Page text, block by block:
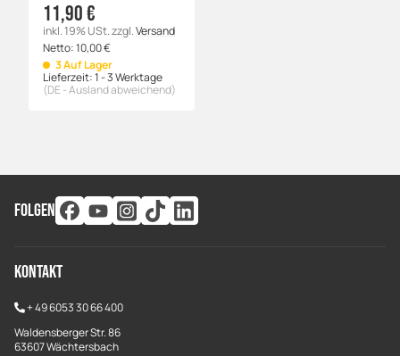
11,90 €
inkl. 19% USt.zzgl.Versand
Netto:10,00€
3 Auf Lager
Lieferzeit:1 - 3 Werktage
(DE - Ausland abweichend)
FOLGEN
Kontakt
+49 6053 30 66 400
Waldensberger Str. 86
63607 Wächtersbach